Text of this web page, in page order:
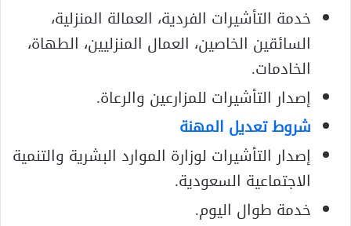
خدمة التأشيرات الفردية، العمالة المنزلية،
السائقين الخاصين، العمال المنزليين، الطهاة،
الخادمات.
إصدار التأشيرات للمزارعين والرعاة.
شروط تعديل المهنة
إصدار التأشيرات لوزارة الموارد البشرية والتنمية
الاجتماعية السعودية.
خدمة طوال اليوم.